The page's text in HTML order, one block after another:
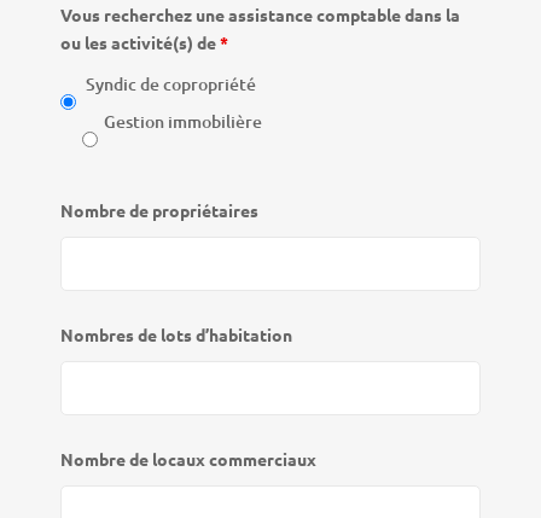
Vous recherchez une assistance comptable dans la
ou les activité(s) de*
Syndic de copropriété
Gestion immobilière
Nombre de propriétaires
Nombres de lots d’habitation
Nombre de locaux commerciaux